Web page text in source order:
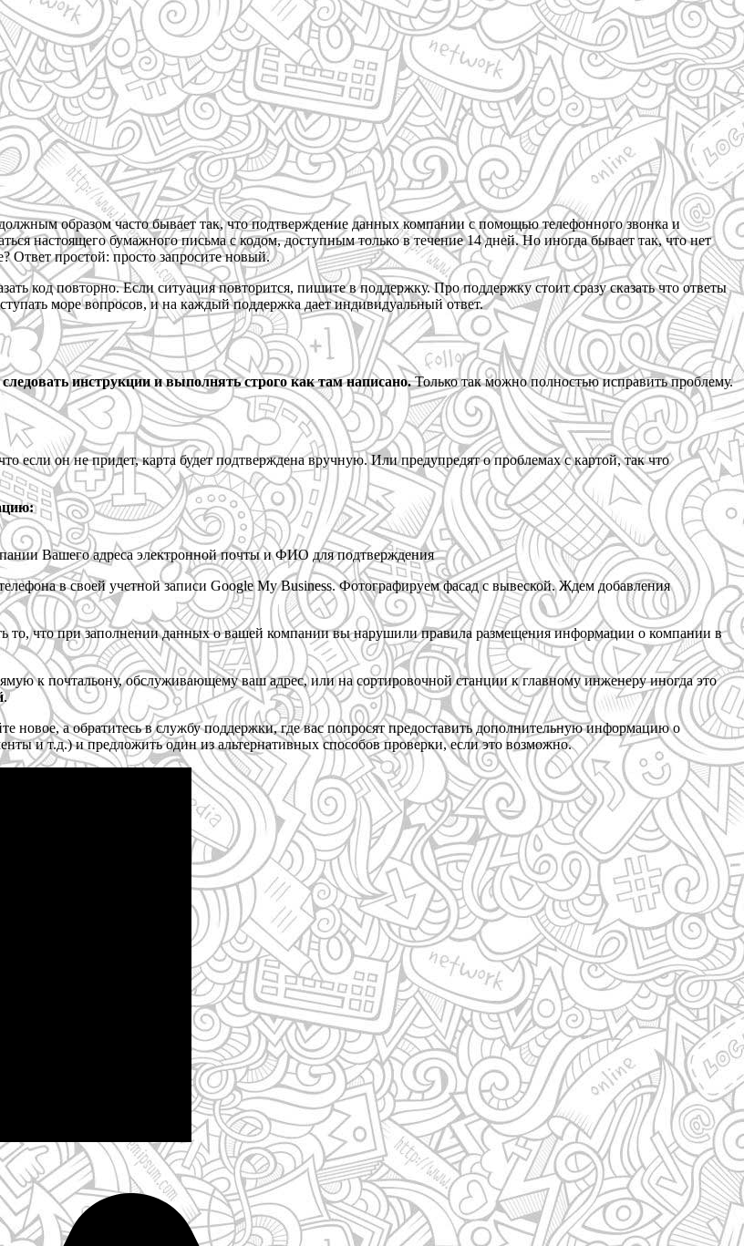
образом часто бывает так, что подтверждение данных компании с помощью телефонного звонка и
настоящего бумажного письма с кодом, доступным только в течение 14 дней. Но иногда бывает так, что нет
Ответ простой: просто запросите новый.
код повторно. Если ситуация повторится, пишите в поддержку. Про поддержку стоит сразу сказать что ответы
море вопросов, и на каждый поддержка дает индивидуальный ответ.
инструкции и выполнять строго как там написано.Только так можно полностью исправить проблему.
если он не придет, карта будет подтверждена вручную. Или предупредят о проблемах с картой, так что
Вашего адреса электронной почты и ФИО для подтверждения
в своей учетной записи Google My Business. Фотографируем фасад с вывеской. Ждем добавления
что при заполнении данных о вашей компании вы нарушили правила размещения информации о компании в
к почтальону, обслуживающему ваш адрес, или на сортировочной станции к главному инженеру иногда это
.
новое, а обратитесь в службу поддержки, где вас попросят предоставить дополнительную информацию о
и т.д.) и предложить один из альтернативных способов проверки, если это возможно.